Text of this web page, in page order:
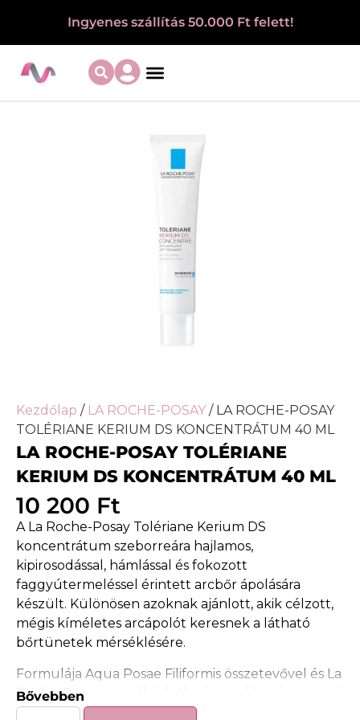
Ingyenes szállítás 50.000 Ft felett!
Kezdőlap / LA ROCHE-POSAY / LA ROCHE-POSAY
TOLÉRIANE KERIUM DS KONCENTRÁTUM 40 ML
LA ROCHE-POSAY TOLÉRIANE
KERIUM DS KONCENTRÁTUM 40 ML
10 200 Ft
A La Roche-Posay Tolériane Kerium DS
koncentrátum szeborreára hajlamos,
kipirosodással, hámlással és fokozott
faggyútermeléssel érintett arcbőr ápolására
készült. Különösen azoknak ajánlott, akik célzott,
mégis kíméletes arcápolót keresnek a látható
bőrtünetek mérséklésére.
Formulája Aqua Posae Filiformis összetevővel és La
Roche-Posay termálvízből származó hatóanyaggal
támogatja a bőr mikrobiomjának egyensúlyát és a
Bővebben